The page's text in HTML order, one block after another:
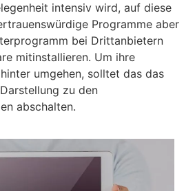
intensiv wird, auf diese
Programme aber
bei Drittanbietern
mitinstallieren. Um ihre
umgehen, solltet das das
zu den
abschalten.